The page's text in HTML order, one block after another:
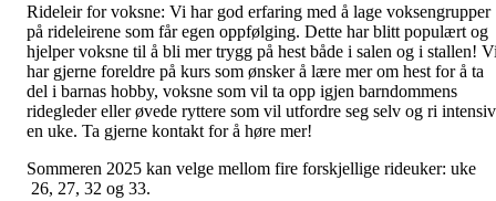
Rideleir for voksne: Vi har god erfaring med å lage voksengrupper
på rideleirene som får egen oppfølging. Dette har blitt populært og
hjelper voksne til å bli mer trygg på hest både i salen og i stallen!
har gjerne foreldre på kurs som ønsker å lære mer om hest for å ta
del i barnas hobby, voksne som vil ta opp igjen barndommens
ridegleder eller øvede ryttere som vil utfordre seg selv og ri
en uke. Ta gjerne kontakt for å høre mer!
Sommeren 2025 kan velge mellom fire forskjellige rideuker: uke
26, 27, 32 og 33.